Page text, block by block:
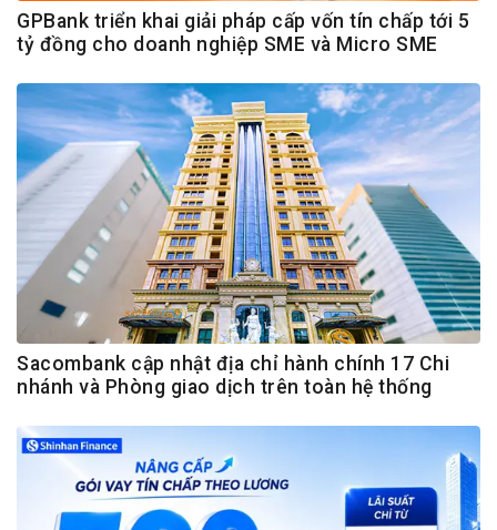
GPBank triển khai giải pháp cấp vốn tín chấp tới 5
tỷ đồng cho doanh nghiệp SME và Micro SME
Sacombank cập nhật địa chỉ hành chính 17 Chi
nhánh và Phòng giao dịch trên toàn hệ thống